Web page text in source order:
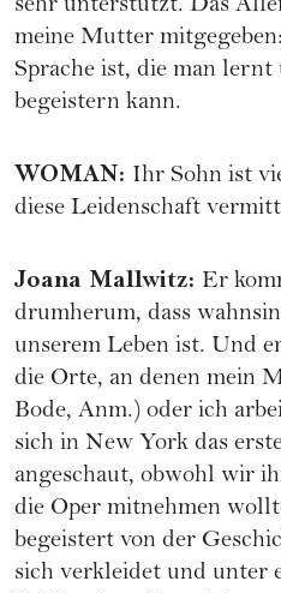
sehr unterstützt. Das
meine Mutter
Sprache ist, die man
begeistern kann.
WOMAN: Ihr Sohn ist
diese Leidenschaft
Joana Mallwitz: Er
drumherum, dass
unserem Leben ist. Und
die Orte, an denen mein
Bode, Anm.) oder ich
sich in New York das
angeschaut, obwohl wir
die Oper mitnehmen
begeistert von der
sich verkleidet und unter